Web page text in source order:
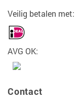
Veilig betalen met:
AVG OK:
Contact